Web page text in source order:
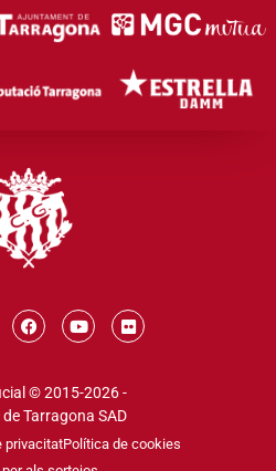
© 2015-2026 -
Tarragona SAD
privacitatPolítica de cookies